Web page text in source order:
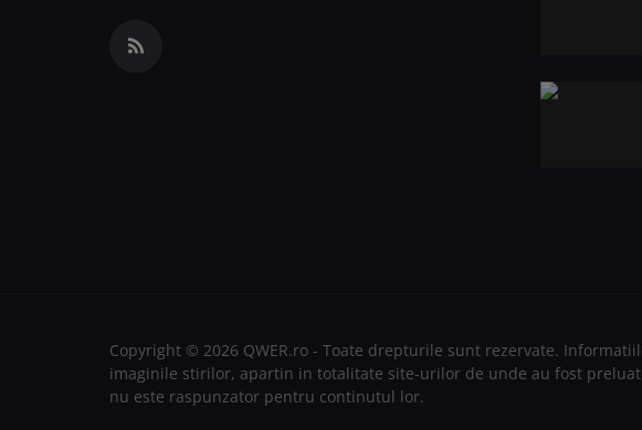
Copyright © 2026 QWER.ro - Toate drepturile sunt rezervate.
imaginile stirilor, apartin in totalitate site-urilor de unde au fost
nu este raspunzator pentru continutul lor.